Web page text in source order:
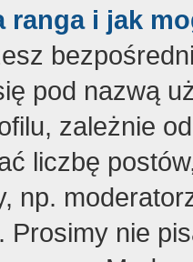
ranga i jak
pod nazwą
zależnie
liczbę
np.
Prosimy nie